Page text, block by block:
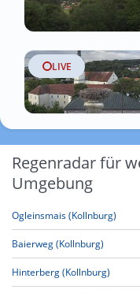
LIVE
Regenradar für
Umgebung
Ogleinsmais (Kollnburg)
Baierweg (Kollnburg)
Hinterberg (Kollnburg)